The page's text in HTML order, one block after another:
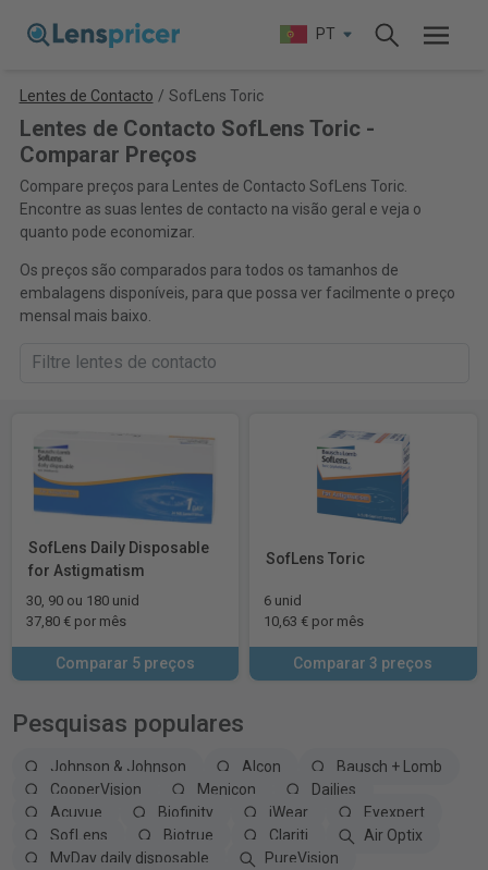
PT
Lentes de Contacto / SofLens Toric
Lentes de Contacto SofLens Toric -
Comparar Preços
Compare preços para Lentes de Contacto SofLens Toric.
Encontre as suas lentes de contacto na visão geral e veja o
quanto pode economizar.
Os preços são comparados para todos os tamanhos de
embalagens disponíveis, para que possa ver facilmente o preço
mensal mais baixo.
SofLens Daily Disposable
for Astigmatism
30, 90 ou 180 unid
37,80 € por mês
Comparar 5 preços
SofLens Toric
6 unid
10,63 € por mês
Comparar 3 preços
Pesquisas populares
Johnson & Johnson Alcon
Bausch + Lomb
CooperVision
Menicon
Dailies
Acuvue
Biofinity iWear
Eyexpert
SofLens
Biotrue Clariti
Air Optix
MyDay daily disposable
PureVision